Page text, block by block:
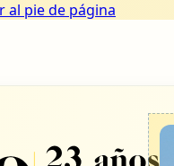
al pie de página